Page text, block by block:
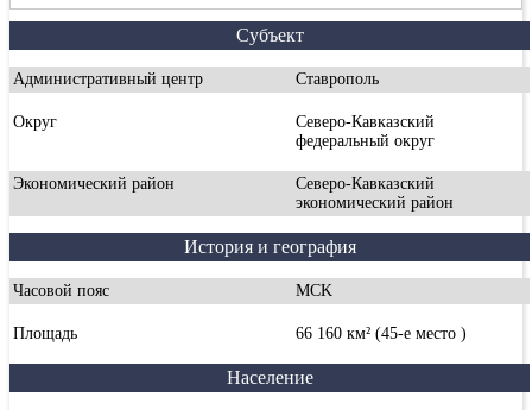
Субъект
Административный центр Ставрополь
Округ
Северо-Кавказский
федеральный округ
Экономический район
Северо-Кавказский
экономический район
История и география
Часовой пояс MCK
Площадь 66 160 км² (45-е место )
Население